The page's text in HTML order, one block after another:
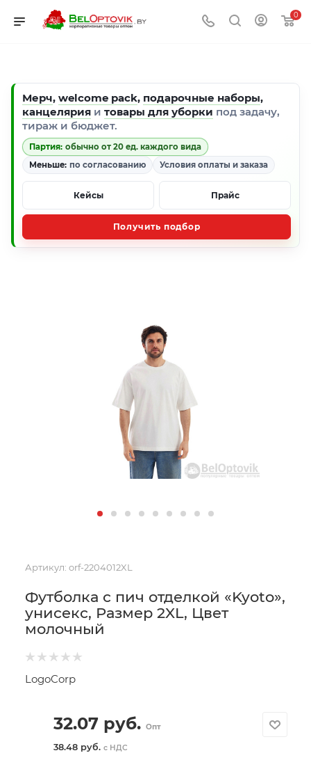
0
Мерч, welcome pack, подарочные наборы,
канцелярия и товары для уборки под задачу,
тираж и бюджет.
Партия: обычно от 20 ед. каждого вида
Меньше: по согласованию Условия оплаты и заказа
Кейсы Прайс
Получить подбор
Артикул: orf-2204012XL
Футболка с пич отделкой «Kyoto»,
унисекс, Размер 2XL, Цвет
молочный
LogoCorp
32.07 руб. Опт
38.48 руб. с НДС